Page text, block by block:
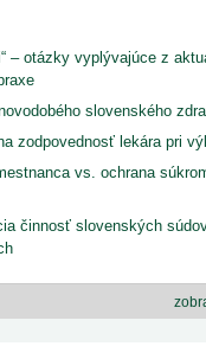
– otázky vyplývajúce z
slovenského
zodpovednosť lekára pri
vs. ochrana
činnosť slovenských